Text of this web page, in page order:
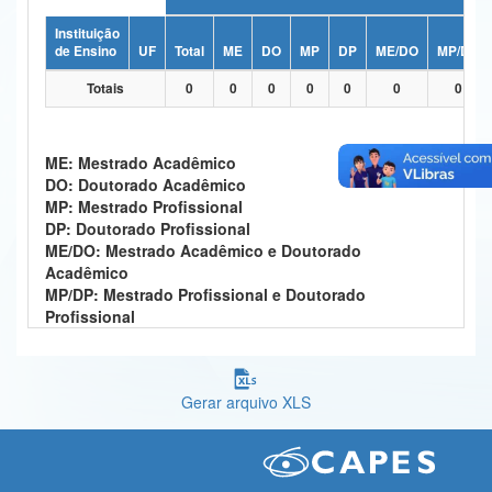
Ministério da Ciência, Tecnologia, Inovações e Comunicações
Ministério do Meio Ambiente
Ministério do Desenvolvimento Regional
Controladoria-Geral da União
Ministério da Mulher, da Família e dos Direitos Humanos
Secretaria-Geral
Instituição
de Ensino
UF Total ME DO MP DP ME/DO
MP/DP
Totais
0 0 0 0 0 0 0
ME: Mestrado Acadêmico
DO: Doutorado Acadêmico
MP: Mestrado Profissional
DP: Doutorado Profissional
ME/DO: Mestrado Acadêmico e Doutorado
Acadêmico
MP/DP: Mestrado Profissional e Doutorado
Profissional
Gerar arquivo XLS